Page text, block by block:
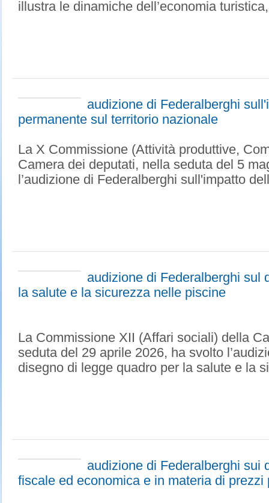
illustra le dinamiche dell’economia
audizione di Federalberghi
permanente sul territorio nazionale
La X Commissione (Attività produttive,
Camera dei deputati, nella seduta del 5
l’audizione di Federalberghi sull'impatto
audizione di Federalberghi sul
la salute e la sicurezza nelle piscine
La Commissione XII (Affari sociali) della
seduta del 29 aprile 2026, ha svolto
disegno di legge quadro per la salute e la
audizione di Federalberghi sui
fiscale ed economica e in materia di prezzi